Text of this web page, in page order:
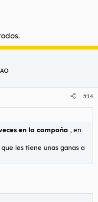
#14
en la campaña , en
les tiene unas ganas a